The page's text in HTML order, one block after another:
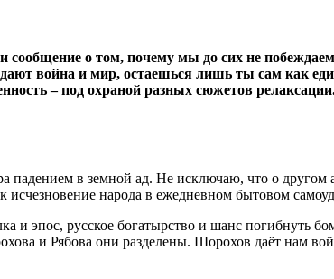
о том, почему мы до сих не
война и мир, остаешься лишь ты сам как
– под охраной разных сюжетов
в земной ад. Не исключаю, что о другом
народа в ежедневном бытовом
и эпос, русское богатырство и шанс погибнуть
и Рябова они разделены. Шорохов даёт нам